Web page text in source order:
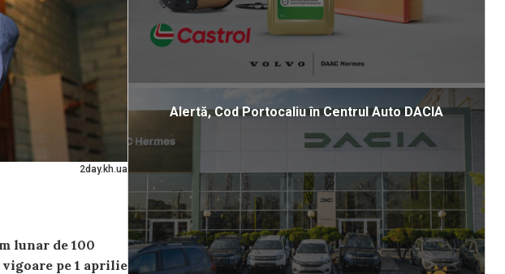
2day.kh.ua
lunar de 100
pe 1 aprilie
Alertă, Cod Portocaliu în Centrul Auto DACIA